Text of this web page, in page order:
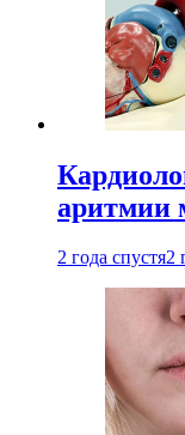
аритмии
2 года спустя2